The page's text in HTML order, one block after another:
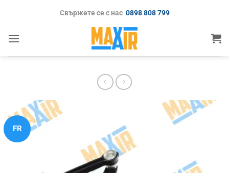
Свържете се с нас 0898 808 799
FR